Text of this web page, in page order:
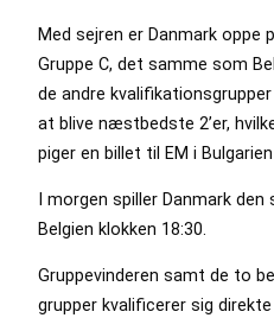
Med sejren er Danmark oppe
Gruppe C, det samme som
de andre
at blive næstbedste 2’er,
piger en billet til EM i Bulgarien
I morgen spiller Danmark
Belgien klokken 18:30.
Gruppevinderen samt de to
grupper kvalificerer sig